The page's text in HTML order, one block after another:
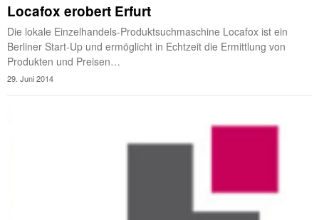
Locafox erobert Erfurt
Die lokale Einzelhandels-Produktsuchmaschine Locafox ist ein
Berliner Start-Up und ermöglicht in Echtzeit die Ermittlung von
Produkten und Preisen…
29. Juni 2014